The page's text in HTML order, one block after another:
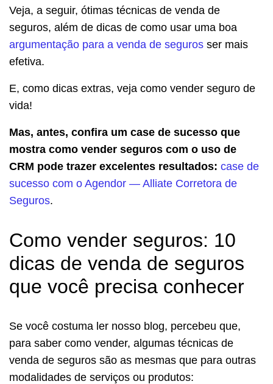
Veja, a seguir, ótimas técnicas de venda de
seguros, além de dicas de como usar uma boa
argumentação para a venda de seguros ser mais
efetiva.
E, como dicas extras, veja como vender seguro de
vida!
Mas, antes, confira um case de sucesso que
mostra como vender seguros com o uso de
CRM pode trazer excelentes resultados: case de
sucesso com o Agendor — Alliate Corretora de
Seguros.
Como vender seguros: 10
dicas de venda de seguros
que você precisa conhecer
Se você costuma ler nosso blog, percebeu que,
para saber como vender, algumas técnicas de
venda de seguros são as mesmas que para outras
modalidades de serviços ou produtos: